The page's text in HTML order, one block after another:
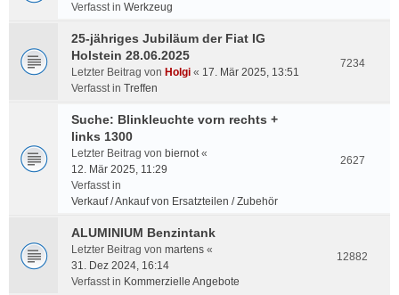
Verfasst in Werkzeug
25-jähriges Jubiläum der Fiat IG
Holstein 28.06.2025
Letzter Beitrag von Holgi « 17. Mär 2025, 13:51
Verfasst in Treffen
7234
Suche: Blinkleuchte vorn rechts +
links 1300
Letzter Beitrag von biernot«
12. Mär 2025, 11:29
Verfasst in
Verkauf / Ankauf von Ersatzteilen / Zubehör
2627
ALUMINIUM Benzintank
Letzter Beitrag von martens «
31. Dez 2024, 16:14
Verfasst in Kommerzielle Angebote
12882